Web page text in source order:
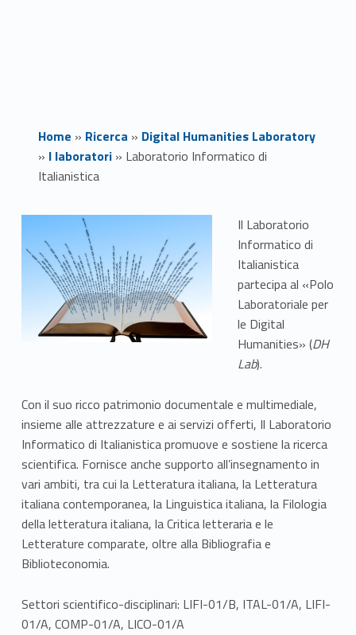
Home » Ricerca » Digital Humanities Laboratory
» I laboratori» Laboratorio Informatico di
Italianistica
L
a
b
o
a
t
o
r
i
o
I
n
Il Laboratorio
Informatico di
Italianistica
partecipa al «Polo
Laboratoriale per
le Digital
Humanities» (DH
Lab).
Con il suo ricco patrimonio documentale e multimediale,
insieme alle attrezzature e ai servizi offerti, Il Laboratorio
Informatico di Italianistica promuove e sostiene la ricerca
scientifica. Fornisce anche supporto all’insegnamento in
vari ambiti, tra cui la Letteratura italiana, la Letteratura
italiana contemporanea, la Linguistica italiana, la Filologia
della letteratura italiana, la Critica letteraria e le
Letterature comparate, oltre alla Bibliografia e
Biblioteconomia.
Settori scientifico-disciplinari: LIFI-01/B, ITAL-01/A, LIFI-
01/A, COMP-01/A, LICO-01/A